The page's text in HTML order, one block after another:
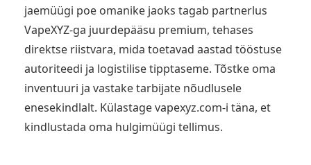
jaemüügi poe omanike jaoks tagab partnerlus
VapeXYZ-ga juurdepääsu premium, tehases
direktse riistvara, mida toetavad aastad tööstuse
autoriteedi ja logistilise tipptaseme. Tõstke oma
inventuuri ja vastake tarbijate nõudlusele
enesekindlalt. Külastage vapexyz.com-i täna, et
kindlustada oma hulgimüügi tellimus.